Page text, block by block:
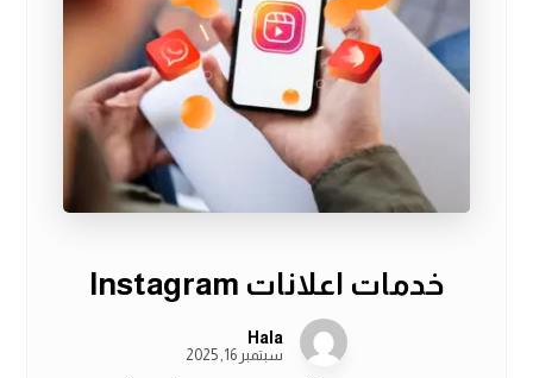
خدمات اعلانات Instagram
Hala
سبتمبر 16, 2025